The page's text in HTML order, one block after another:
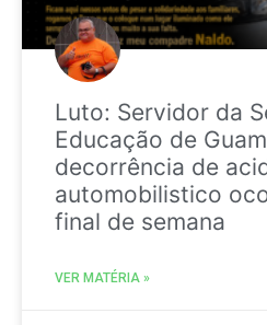
Luto: Servidor da
Educação de
decorrência de
automobilistico
final de semana
VER MATÉRIA »